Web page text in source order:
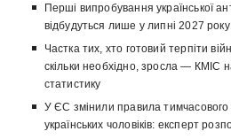
Перші випробування української
відбудуться лише у липні 2027
Частка тих, хто готовий терпіти
скільки необхідно, зросла — КМІС
статистику
У ЄС змінили правила тимчасового
українських чоловіків: експерт